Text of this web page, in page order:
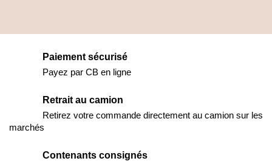
Paiement sécurisé
Payez par CB en ligne
Retrait au camion
Retirez votre commande directement au camion sur les
marchés
Contenants consignés